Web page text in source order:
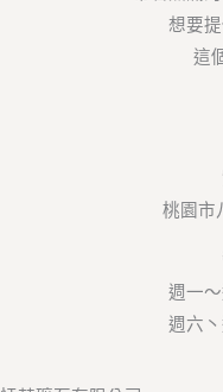
想要
這
桃園市
週一
週六